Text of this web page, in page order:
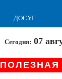
ДОСУГ
Сегодня: 07